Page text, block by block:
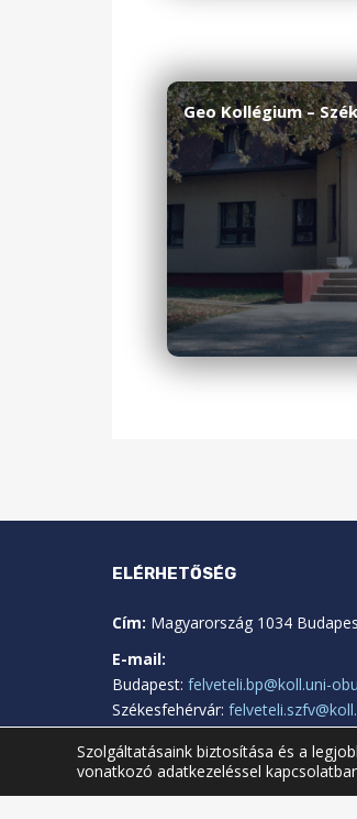
Geo Kollégium –
ELÉRHETŐSÉG
Cím: Magyarország 1034
E-mail:
Budapest: felveteli.bp@koll.uni-
Székesfehérvár:
Szolgáltatásaink biztosítása és a
vonatkozó adatkezeléssel